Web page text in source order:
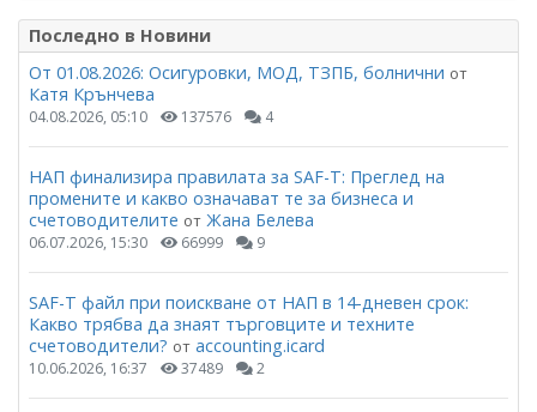
Последно в Новини
От 01.08.2026: Осигуровки, МОД, ТЗПБ, болнични от
Катя Крънчева
04.08.2026, 05:10 137576 4
НАП финализира правилата за SAF-T: Преглед на
промените и какво означават те за бизнеса и
счетоводителите от Жана Белева
06.07.2026, 15:30 66999 9
SAF-T файл при поискване от НАП в 14-дневен срок:
Какво трябва да знаят търговците и техните
счетоводители? от accounting.icard
10.06.2026, 16:37 37489 2